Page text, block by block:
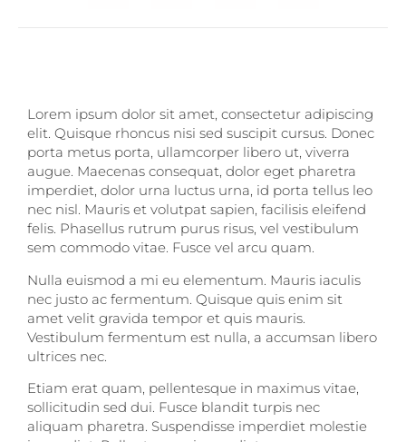
Lorem ipsum dolor sit amet, consectetur adipiscing
elit. Quisque rhoncus nisi sed suscipit cursus. Donec
porta metus porta, ullamcorper libero ut, viverra
augue. Maecenas consequat, dolor eget pharetra
imperdiet, dolor urna luctus urna, id porta tellus leo
nec nisl. Mauris et volutpat sapien, facilisis eleifend
felis. Phasellus rutrum purus risus, vel vestibulum
sem commodo vitae. Fusce vel arcu quam.
Nulla euismod a mi eu elementum. Mauris iaculis
nec justo ac fermentum. Quisque quis enim sit
amet velit gravida tempor et quis mauris.
Vestibulum fermentum est nulla, a accumsan libero
ultrices nec.
Etiam erat quam, pellentesque in maximus vitae,
sollicitudin sed dui. Fusce blandit turpis nec
aliquam pharetra. Suspendisse imperdiet molestie